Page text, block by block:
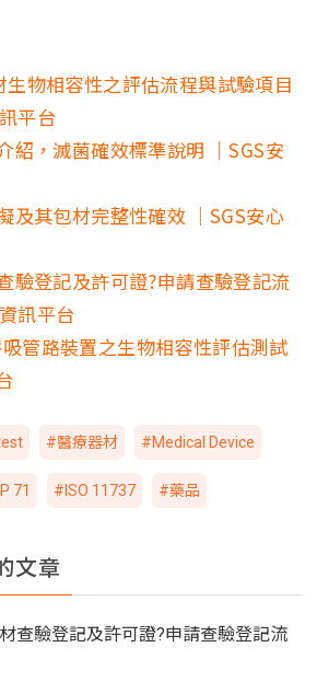
生物相容性之評估流程與試驗項目
平台
紹，滅菌確效標準說明 ｜SGS安
及其包材完整性確效 ｜SGS安心
驗登記及許可證?申請查驗登記流
訊平台
管路裝置之生物相容性評估測試
#醫療器材 #Medical Device
71 #ISO 11737 #藥品
文章
查驗登記及許可證?申請查驗登記流